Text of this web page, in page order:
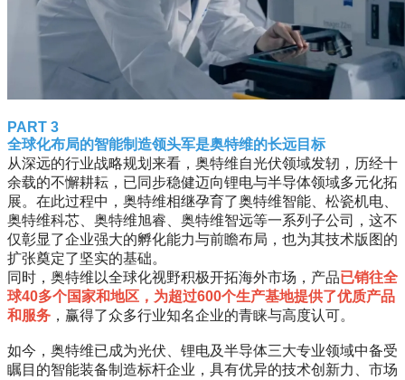
PART 3
全球化布局的智能制造领头军是奥特维的长远目标
从深远的行业战略规划来看，奥特维自光伏领域发轫，历经十
余载的不懈耕耘，已同步稳健迈向锂电与半导体领域多元化拓
展。在此过程中，奥特维相继孕育了奥特维智能、松瓷机电、
奥特维科芯、奥特维旭睿、奥特维智远等一系列子公司，这不
仅彰显了企业强大的孵化能力与前瞻布局，也为其技术版图的
扩张奠定了坚实的基础。
同时，奥特维以全球化视野积极开拓海外市场，产品已销往全
球40多个国家和地区，为超过600个生产基地提供了优质产品
和服务 ，赢得了众多行业知名企业的青睐与高度认可。
如今，奥特维已成为光伏、锂电及半导体三大专业领域中备受
瞩目的智能装备制造标杆企业，具有优异的技术创新力、市场